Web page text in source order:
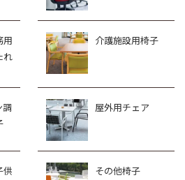
用
れ
介護施設用椅子
調
屋外用チェア
供
その他椅子